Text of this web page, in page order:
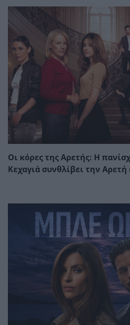
Οι κόρες της Αρετής: Η
Κεχαγιά συνθλίβει την Αρετή